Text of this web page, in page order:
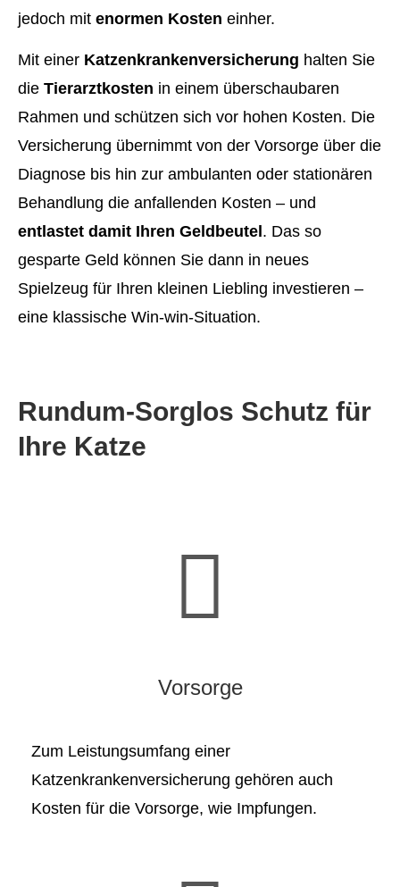
jedoch mit enormen Kosten einher.
Mit einer Katzenkrankenversicherung halten Sie
die Tierarztkosten in einem überschaubaren
Rahmen und schützen sich vor hohen Kosten. Die
Versicherung übernimmt von der Vorsorge über die
Diagnose bis hin zur ambulanten oder stationären
Behandlung die anfallenden Kosten – und
entlastet damit Ihren Geldbeutel . Das so
gesparte Geld können Sie dann in neues
Spielzeug für Ihren kleinen Liebling investieren –
eine klassische Win-win-Situation.
Rundum-Sorglos Schutz für
Ihre Katze
Vorsorge
Zum Leistungsumfang einer
Katzenkrankenversicherung gehören auch
Kosten für die Vorsorge, wie Impfungen.